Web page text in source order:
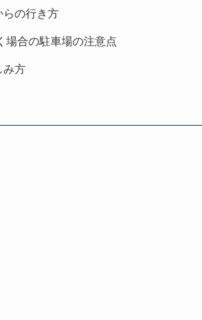
らの行き方
場合の駐車場の注意点
み方